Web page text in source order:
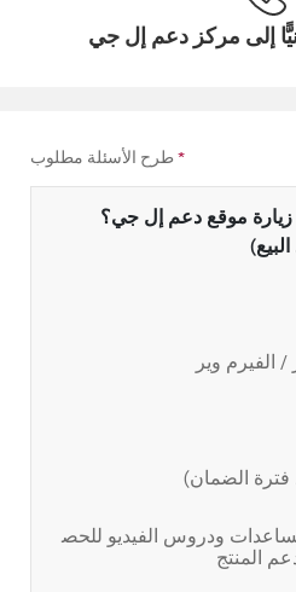
إلى مركز دعم إل جي
* طرح الأسئلة مطلوب
موقع دعم إل جي؟
وير
الضمان)
ودروس الفيديو للحص
المنتج